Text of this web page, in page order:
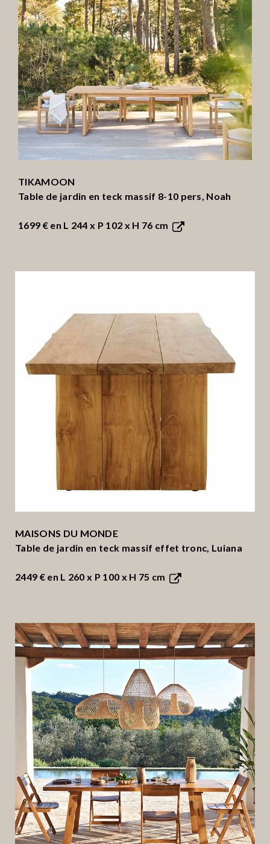
TIKAMOON
Table de jardin en teck massif 8-10 pers, Noah
1699 €en L 244 x P 102 x H 76 cm
MAISONS DU MONDE
Table de jardin en teck massif effet tronc, Luiana
2449 €en L 260 x P 100 x H 75 cm